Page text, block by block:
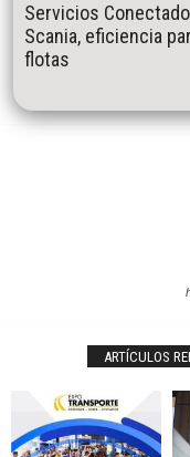
Servicios
Scania, eficiencia
flotas
ARTÍCULOS